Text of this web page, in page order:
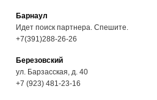
Барнаул
Идет поиск партнера. Спешите.
+7(391)288-26-26
Березовский
ул. Барзасская, д. 40
+7 (923) 481-23-16